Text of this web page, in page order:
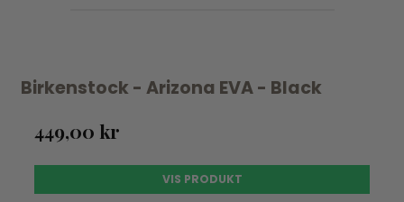
Birkenstock - Arizona EVA - Black
449,00 kr
VIS PRODUKT